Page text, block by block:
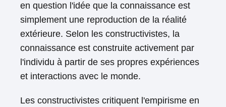
en question l'idée que la connaissance est
simplement une reproduction de la réalité
extérieure. Selon les constructivistes, la
connaissance est construite activement par
l'individu à partir de ses propres expériences
et interactions avec le monde.
Les constructivistes critiquent l'empirisme en